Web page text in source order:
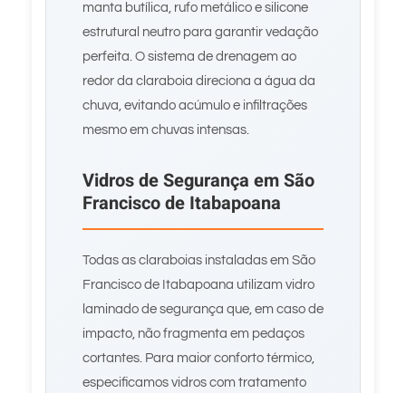
manta butílica, rufo metálico e silicone
estrutural neutro para garantir vedação
perfeita. O sistema de drenagem ao
redor da claraboia direciona a água da
chuva, evitando acúmulo e infiltrações
mesmo em chuvas intensas.
Vidros de Segurança em São
Francisco de Itabapoana
Todas as claraboias instaladas em São
Francisco de Itabapoana utilizam vidro
laminado de segurança que, em caso de
impacto, não fragmenta em pedaços
cortantes. Para maior conforto térmico,
especificamos vidros com tratamento